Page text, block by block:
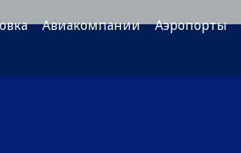
Авиакомпании Аэропорты